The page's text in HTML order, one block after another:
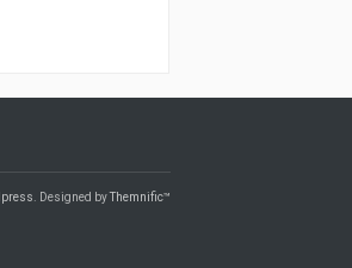
. Designed by Themnific™